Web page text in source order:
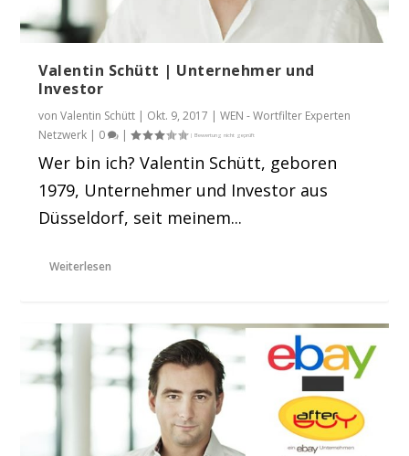
Beteiligungsgesellschaft von Valentin
Schütt kauft...
Valentin Schütt | Unternehmer und
Investor
vonValentin Schütt | Okt. 9, 2017 |WEN - Wortfilter Experten
Netzwerk | 0 |
Wer bin ich? Valentin Schütt, geboren
1979, Unternehmer und Investor aus
Düsseldorf, seit meinem...
Weiterlesen